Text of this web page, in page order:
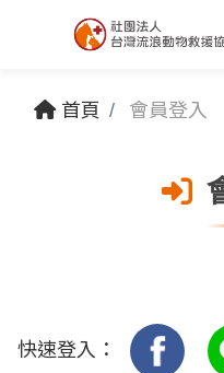
首頁 會員登入
快速登入：